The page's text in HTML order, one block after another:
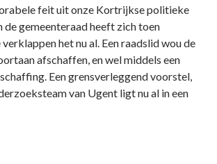
feit uit onze Kortrijkse politieke
de gemeenteraad heeft zich toen
het nu al. Een raadslid wou de
afschaffen, en wel middels een
Een grensverleggend voorstel,
van Ugent ligt nu al in een